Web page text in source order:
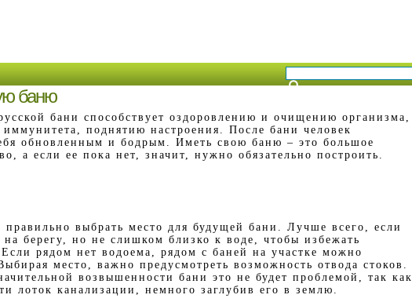
баню
бани способствует оздоровлению и очищению организма,
поднятию настроения. После бани человек
обновленным и бодрым. Иметь свою баню – это большое
а если ее пока нет, значит, нужно обязательно построить.
выбрать место для будущей бани. Лучше всего, если
на берегу, но не слишком близко к воде, чтобы избежать
рядом нет водоема, рядом с баней на участке можно
место, важно предусмотреть возможность отвода стоков.
возвышенности бани это не будет проблемой, так как
лоток канализации, немного заглубив его в землю.